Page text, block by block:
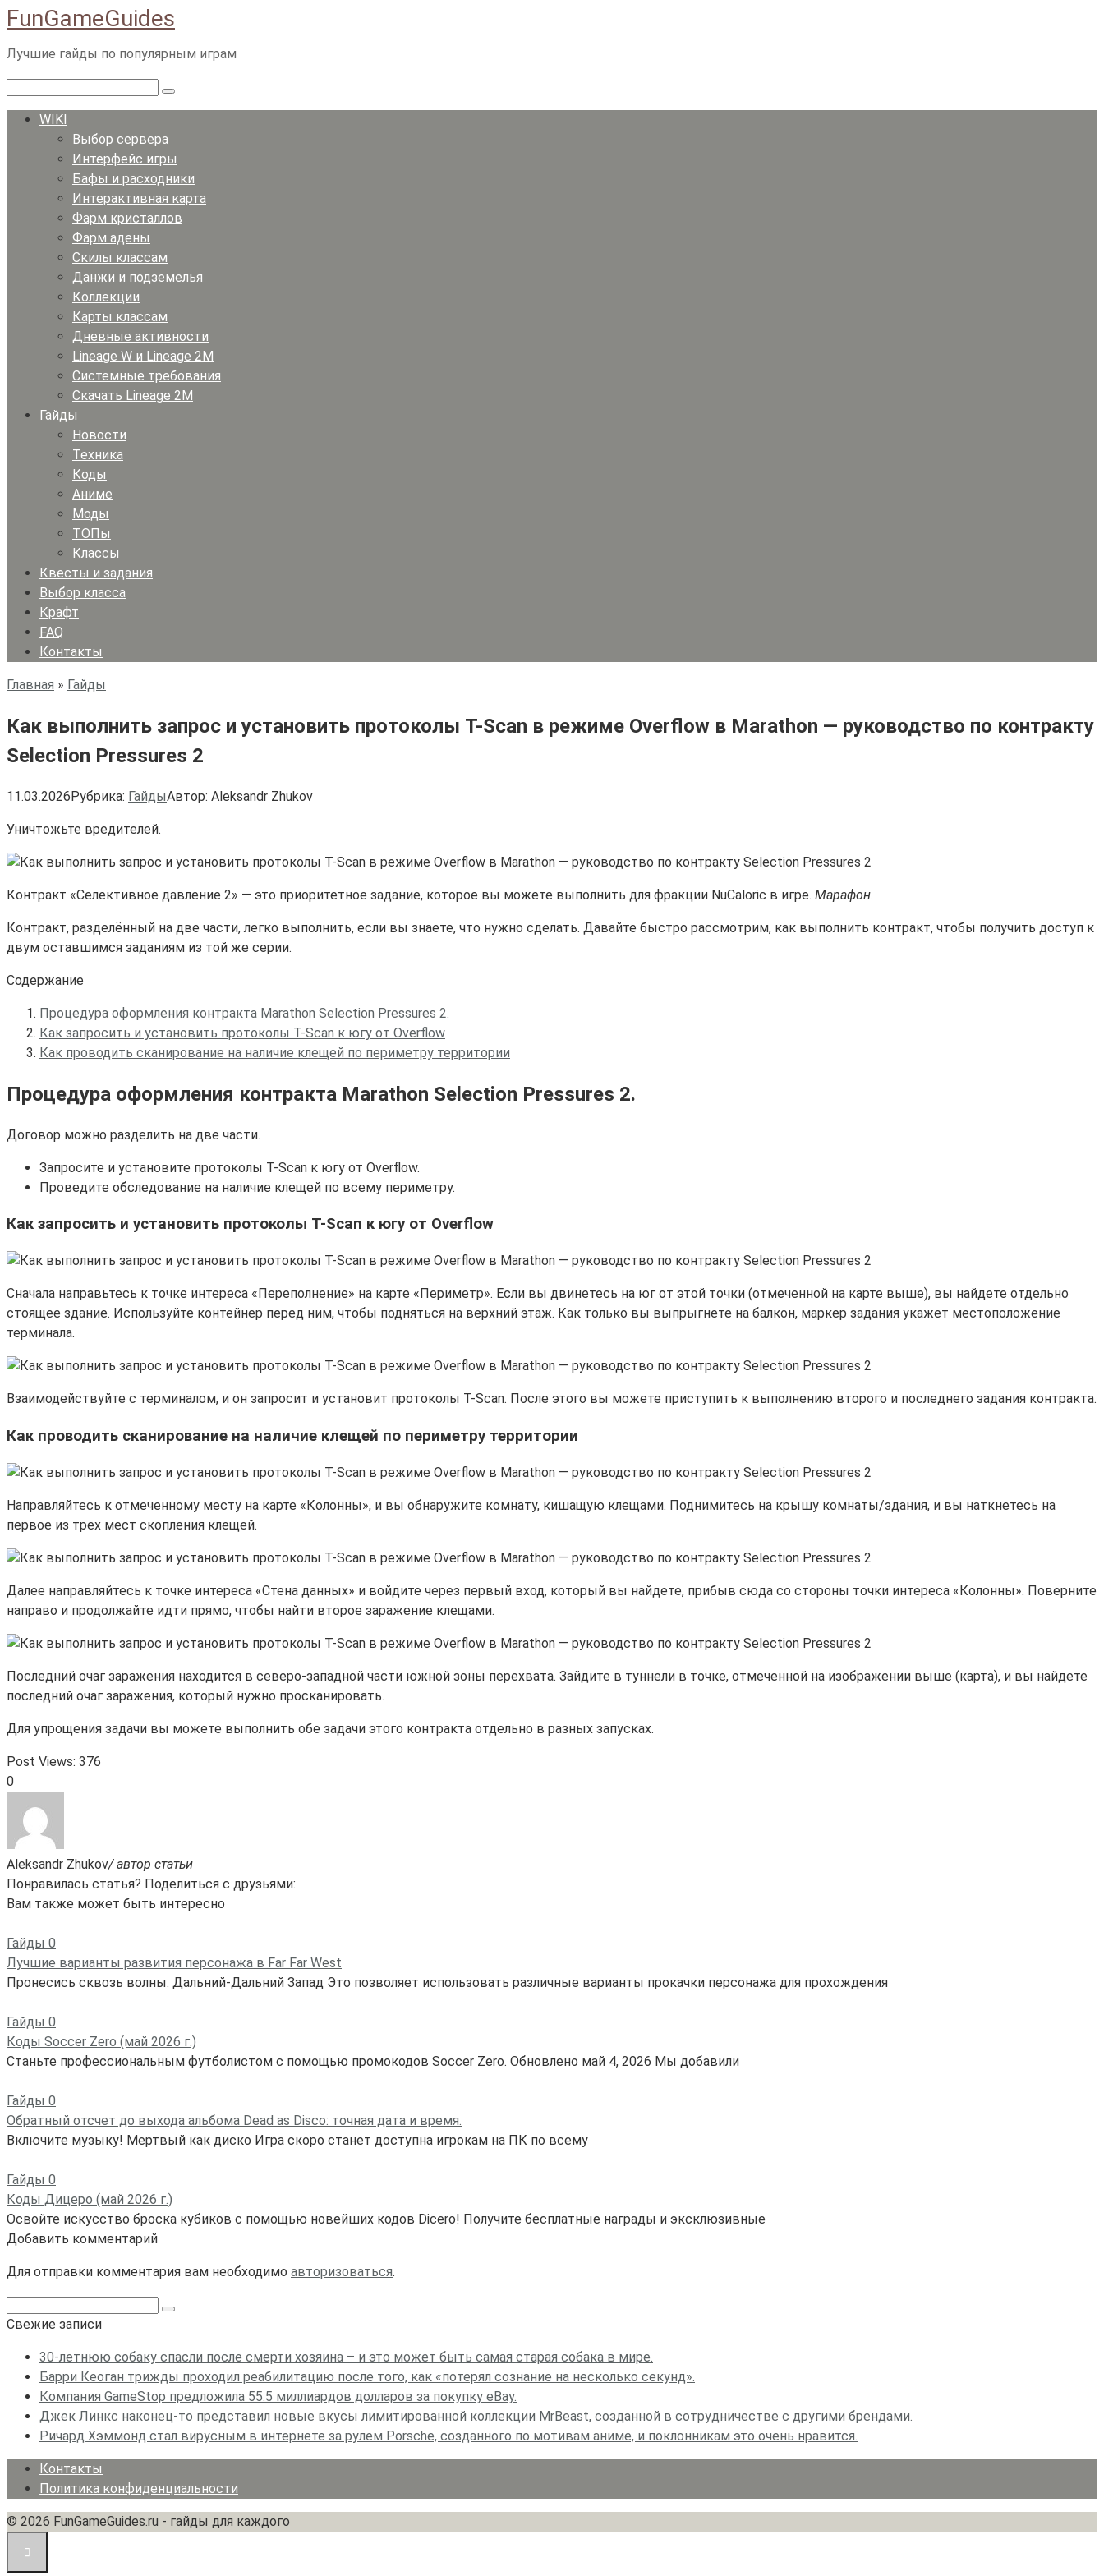
Перейти
к
контенту
FunGameGuides
Лучшие гайды по популярным играм
WIKI
Выбор сервера
Интерфейс игры
Бафы и расходники
Интерактивная карта
Фарм кристаллов
Фарм адены
Скилы классам
Данжи и подземелья
Коллекции
Карты классам
Дневные активности
Lineage W и Lineage 2M
Системные требования
Скачать Lineage 2M
Гайды
Новости
Техника
Коды
Аниме
Моды
ТОПы
Классы
Квесты и задания
Выбор класса
Крафт
FAQ
Контакты
Главная » Гайды
Как выполнить запрос и установить протоколы T-Scan в режиме Overflow в Marathon — руководство по контракту
Selection Pressures 2
11.03.2026Рубрика: ГайдыАвтор: Aleksandr Zhukov
Уничтожьте вредителей.
Контракт «Селективное давление 2» — это приоритетное задание, которое вы можете выполнить для фракции NuCaloric в игре. Марафон.
Контракт, разделённый на две части, легко выполнить, если вы знаете, что нужно сделать. Давайте быстро рассмотрим, как выполнить контракт, чтобы получить доступ к
двум оставшимся заданиям из той же серии.
Содержание
Процедура оформления контракта Marathon Selection Pressures 2.
Как запросить и установить протоколы T-Scan к югу от Overflow
Как проводить сканирование на наличие клещей по периметру территории
Процедура оформления контракта Marathon Selection Pressures 2.
Договор можно разделить на две части.
Запросите и установите протоколы T-Scan к югу от Overflow.
Проведите обследование на наличие клещей по всему периметру.
Как запросить и установить протоколы T-Scan к югу от Overflow
Сначала направьтесь к точке интереса «Переполнение» на карте «Периметр». Если вы двинетесь на юг от этой точки (отмеченной на карте выше), вы найдете отдельно
стоящее здание. Используйте контейнер перед ним, чтобы подняться на верхний этаж. Как только вы выпрыгнете на балкон, маркер задания укажет местоположение
терминала.
Взаимодействуйте с терминалом, и он запросит и установит протоколы T-Scan. После этого вы можете приступить к выполнению второго и последнего задания контракта.
Как проводить сканирование на наличие клещей по периметру территории
Направляйтесь к отмеченному месту на карте «Колонны», и вы обнаружите комнату, кишащую клещами. Поднимитесь на крышу комнаты/здания, и вы наткнетесь на
первое из трех мест скопления клещей.
Далее направляйтесь к точке интереса «Стена данных» и войдите через первый вход, который вы найдете, прибыв сюда со стороны точки интереса «Колонны». Поверните
направо и продолжайте идти прямо, чтобы найти второе заражение клещами.
Последний очаг заражения находится в северо-западной части южной зоны перехвата. Зайдите в туннели в точке, отмеченной на изображении выше (карта), и вы найдете
последний очаг заражения, который нужно просканировать.
Для упрощения задачи вы можете выполнить обе задачи этого контракта отдельно в разных запусках.
Post Views: 376
0
Aleksandr Zhukov/ автор статьи
Понравилась статья? Поделиться с друзьями:
Вам также может быть интересно
Гайды 0
Лучшие варианты развития персонажа в Far Far West
Пронесись сквозь волны. Дальний-Дальний Запад Это позволяет использовать различные варианты прокачки персонажа для прохождения
Гайды 0
Коды Soccer Zero (май 2026 г.)
Станьте профессиональным футболистом с помощью промокодов Soccer Zero. Обновлено май 4, 2026 Мы добавили
Гайды 0
Обратный отсчет до выхода альбома Dead as Disco: точная дата и время.
Включите музыку! Мертвый как диско Игра скоро станет доступна игрокам на ПК по всему
Гайды 0
Коды Дицеро (май 2026 г.)
Освойте искусство броска кубиков с помощью новейших кодов Dicero! Получите бесплатные награды и эксклюзивные
Добавить комментарий
Для отправки комментария вам необходимо авторизоваться.
Свежие записи
30-летнюю собаку спасли после смерти хозяина – и это может быть самая старая собака в мире.
Барри Кеоган трижды проходил реабилитацию после того, как «потерял сознание на несколько секунд».
Компания GameStop предложила 55.5 миллиардов долларов за покупку eBay.
Джек Линкс наконец-то представил новые вкусы лимитированной коллекции MrBeast, созданной в сотрудничестве с другими брендами.
Ричард Хэммонд стал вирусным в интернете за рулем Porsche, созданного по мотивам аниме, и поклонникам это очень нравится.
Контакты
Политика конфиденциальности
© 2026 FunGameGuides.ru - гайды для каждого